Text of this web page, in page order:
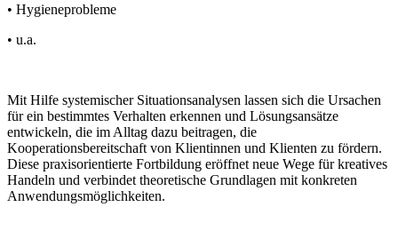
• Hygieneprobleme
• u.a.
Mit Hilfe systemischer Situationsanalysen lassen sich die Ursachen
für ein bestimmtes Verhalten erkennen und Lösungsansätze
entwickeln, die im Alltag dazu beitragen, die
Kooperationsbereitschaft von Klientinnen und Klienten zu fördern.
Diese praxisorientierte Fortbildung eröffnet neue Wege für kreatives
Handeln und verbindet theoretische Grundlagen mit konkreten
Anwendungsmöglichkeiten.